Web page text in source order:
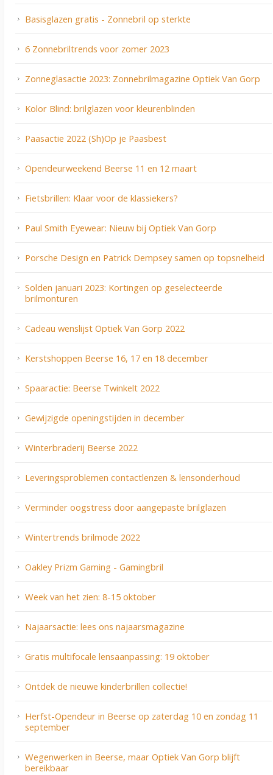
Basisglazen gratis - Zonnebril op sterkte
6 Zonnebriltrends voor zomer 2023
Zonneglasactie 2023: Zonnebrilmagazine Optiek Van Gorp
Kolor Blind: brilglazen voor kleurenblinden
Paasactie 2022 (Sh)Op je Paasbest
Opendeurweekend Beerse 11 en 12 maart
Fietsbrillen: Klaar voor de klassiekers?
Paul Smith Eyewear: Nieuw bij Optiek Van Gorp
Porsche Design en Patrick Dempsey samen op topsnelheid
Solden januari 2023: Kortingen op geselecteerde
brilmonturen
Cadeau wenslijst Optiek Van Gorp 2022
Kerstshoppen Beerse 16, 17 en 18 december
Spaaractie: Beerse Twinkelt 2022
Gewijzigde openingstijden in december
Winterbraderij Beerse 2022
Leveringsproblemen contactlenzen & lensonderhoud
Verminder oogstress door aangepaste brilglazen
Wintertrends brilmode 2022
Oakley Prizm Gaming - Gamingbril
Week van het zien: 8-15 oktober
Najaarsactie: lees ons najaarsmagazine
Gratis multifocale lensaanpassing: 19 oktober
Ontdek de nieuwe kinderbrillen collectie!
Herfst-Opendeur in Beerse op zaterdag 10 en zondag 11
september
Wegenwerken in Beerse, maar Optiek Van Gorp blijft
bereikbaar